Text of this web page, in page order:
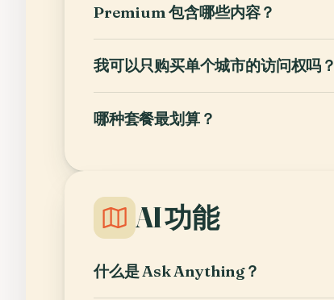
Premium 包含哪些内容？
我可以只购买单个城市的访问权吗？
哪种套餐最划算？
AI 功能
什么是 Ask Anything？